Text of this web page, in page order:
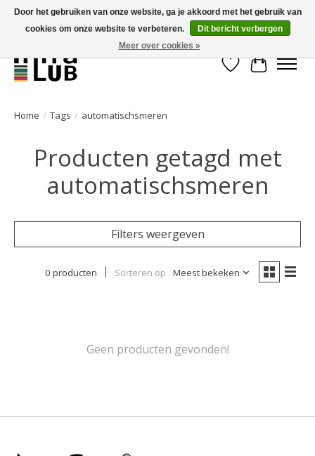
Minder stilstand, meer rendement!
Verlanglijst
Home / Tags / automatischsmeren
Producten getagd met
automatischsmeren
Filters weergeven
0 producten Sorteren op Meest bekeken
Geen producten gevonden!
Door het gebruiken van onze website, ga je akkoord met het gebruik van
cookies om onze website te verbeteren.
Dit bericht verbergen
Meer over cookies »